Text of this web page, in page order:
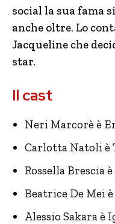
social la sua fama
anche oltre. Lo
Jacqueline che
star.
Il cast
Neri Marcorè è
Carlotta Natoli è
Rossella Brescia
Beatrice De Mei
Alessio Sakara è